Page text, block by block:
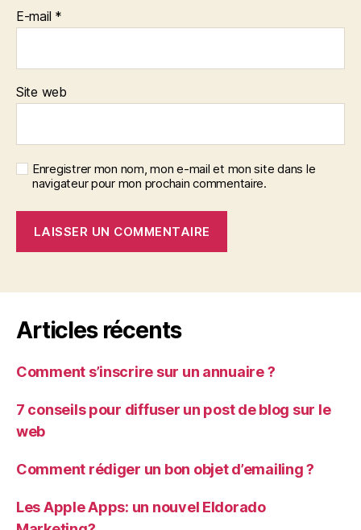
E-mail *
Site web
Enregistrer mon nom, mon e-mail et mon site dans le
navigateur pour mon prochain commentaire.
Articles récents
Comment s’inscrire sur un annuaire ?
7 conseils pour diffuser un post de blog sur le
web
Comment rédiger un bon objet d’emailing ?
Les Apple Apps: un nouvel Eldorado